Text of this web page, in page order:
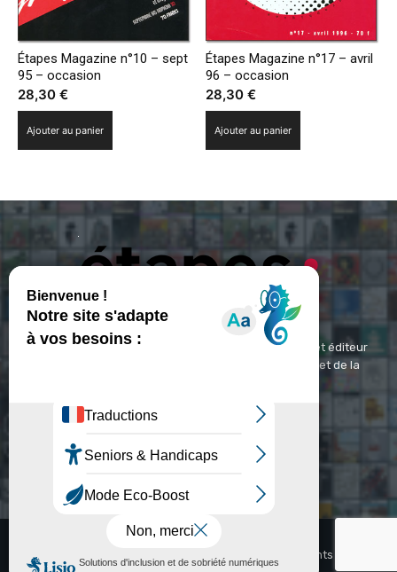
Étapes Magazine n°10 – sept
95 – occasion
28,30 €
Ajouter au panier
Étapes Magazine n°17 – avril
96 – occasion
28,30€
Ajouter au panier
ETAPES : Magazine Média de référence depuis 1994 et éditeur
spécialisé dans les domaines du design, de l'image et de la
Contact : contact@etapes.com
© Copyright - Etapes : Magazine (1994-2026)
Accueil
Abonnements
Agenda
Jobs Newsletter